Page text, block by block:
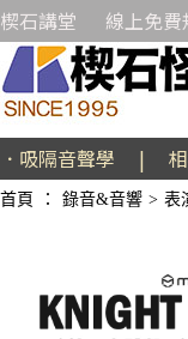
楔石講堂 線上免費
．吸隔音聲學 |
首頁 ： 錄音&音響 > 表